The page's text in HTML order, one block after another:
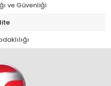
ve Güvenliği